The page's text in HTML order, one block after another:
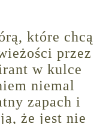
które chcą
przez
w kulce
niemal
zapach i
że jest nie